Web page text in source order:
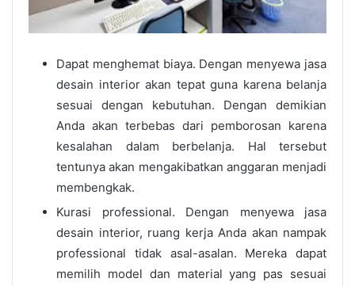
Dapat menghemat biaya. Dengan menyewa jasa
desain interior akan tepat guna karena belanja
sesuai dengan kebutuhan. Dengan demikian
Anda akan terbebas dari pemborosan karena
kesalahan dalam berbelanja. Hal tersebut
tentunya akan mengakibatkan anggaran menjadi
membengkak.
Kurasi professional. Dengan menyewa jasa
desain interior, ruang kerja Anda akan nampak
professional tidak asal-asalan. Mereka dapat
memilih model dan material yang pas sesuai